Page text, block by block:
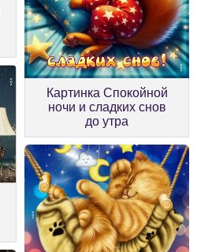
Картинка Спокойной
ночи и сладких снов
до утра